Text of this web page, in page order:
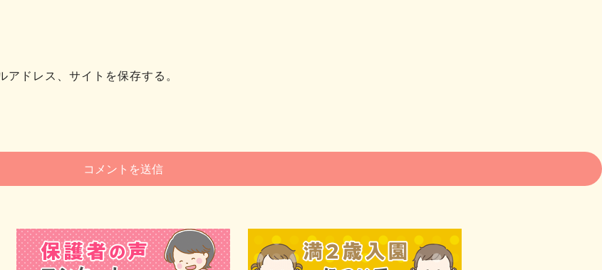
ドレス、サイトを保存する。